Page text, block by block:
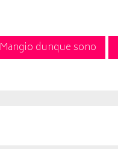
Mangio dunque sono